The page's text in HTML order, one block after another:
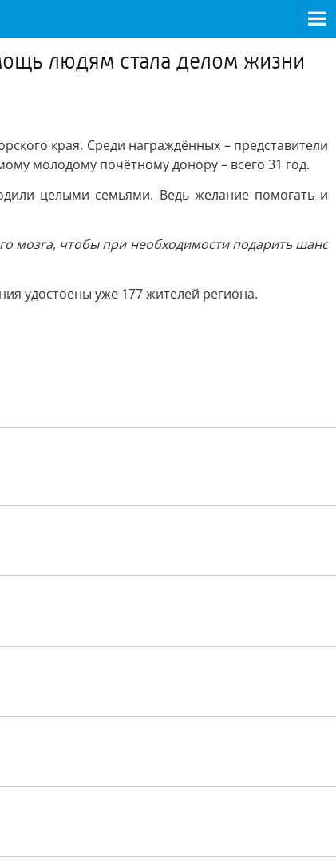
людям стала делом жизни
края. Среди награждённых – представители
молодому почётному донору – всего 31 год.
целыми семьями. Ведь желание помогать и
мозга, чтобы при необходимости подарить шанс
удостоены уже 177 жителей региона.